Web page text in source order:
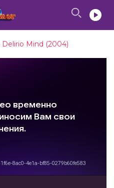
Delirio Mind (2004)